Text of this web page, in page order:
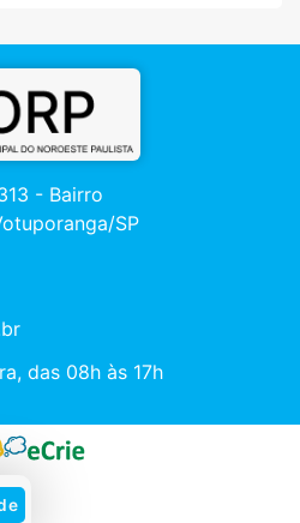
- Bairro
SP
das 08h às 17h